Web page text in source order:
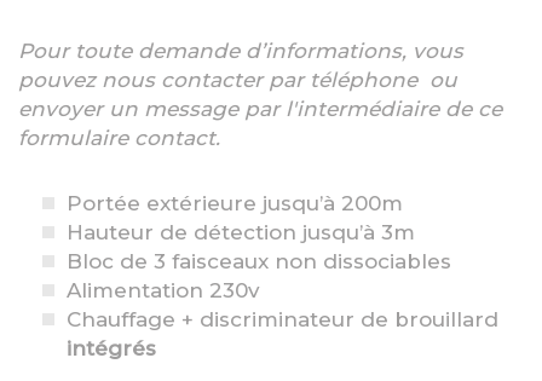
Pour toute demande d’informations, vous
pouvez nous contacter par téléphone ou
envoyer un message par l'intermédiaire de ce
formulaire contact.
Portée extérieure jusqu’à 200m
Hauteur de détection jusqu’à 3m
Bloc de 3 faisceaux non dissociables
Alimentation 230v
Chauffage + discriminateur de brouillard
intégrés